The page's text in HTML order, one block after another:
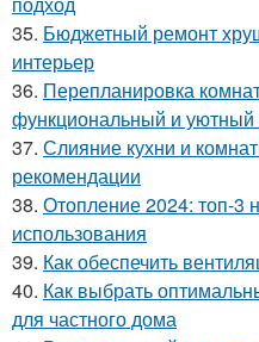
35. Бюджетный ремонт
интерьер
36. Перепланировка
функциональный и уютный
37. Слияние кухни и
рекомендации
38. Отопление 2024: топ-3
использования
39. Как обеспечить
40. Как выбрать
для частного дома